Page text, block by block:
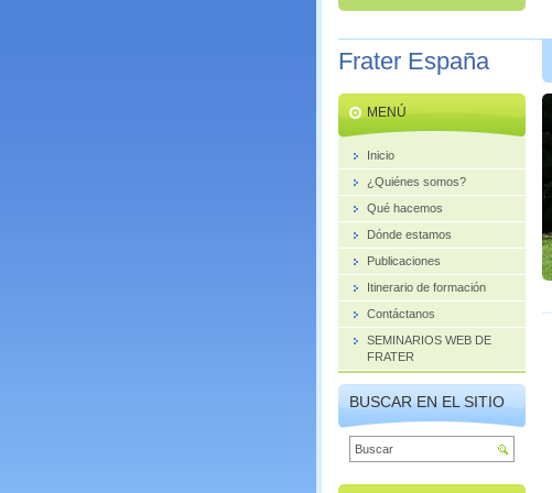
Frater España
MENÚ
Inicio
¿Quiénes somos?
Qué hacemos
Dónde estamos
Publicaciones
Itinerario de formación
Contáctanos
SEMINARIOS WEB DE
FRATER
BUSCAR EN EL SITIO